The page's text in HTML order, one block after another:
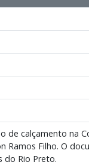
de calçamento na
Ramos Filho. O
do Rio Preto.